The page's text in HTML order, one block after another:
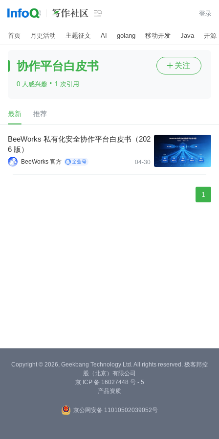
 登录
首页 月更活动 主题征文 AI golang 移动开发 Java 开源
协作平台白皮书
0 人感兴趣 · 1 次引用
 关注
最新 推荐
BeeWorks 私有化安全协作平台白皮书（202
6 版）
BeeWorks 官方 04-30
1
Copyright © 2026, Geekbang Technology Ltd. All rights reserved. 极客邦控
股（北京）有限公司
京 ICP 备 16027448 号 - 5
产品资质
京公网安备 11010502039052号